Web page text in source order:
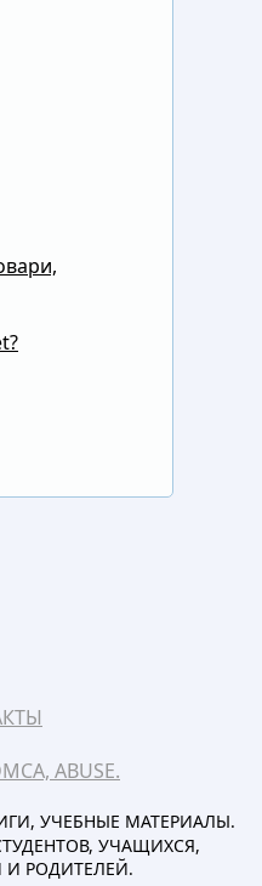
ABUSE.
УЧЕБНЫЕ МАТЕРИАЛЫ.
УЧАЩИХСЯ,
И РОДИТЕЛЕЙ.